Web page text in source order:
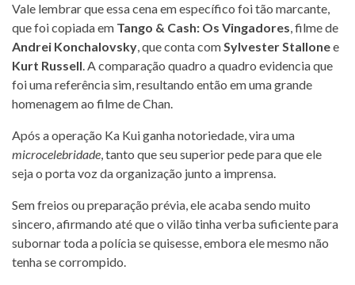
Vale lembrar que essa cena em específico foi tão marcante,
que foi copiada em Tango & Cash: Os Vingadores, filme de
Andrei Konchalovsky, que conta comSylvester Stallonee
Kurt Russell. A comparação quadro a quadro evidencia que
foi uma referência sim, resultando então em uma grande
homenagem ao filme de Chan.
Após a operação Ka Kui ganha notoriedade, vira uma
microcelebridade, tanto que seu superior pede para que ele
seja o porta voz da organização junto a imprensa.
Sem freios ou preparação prévia, ele acaba sendo muito
sincero, afirmando até que o vilão tinha verba suficiente para
subornar toda a polícia se quisesse, embora ele mesmo não
tenha se corrompido.